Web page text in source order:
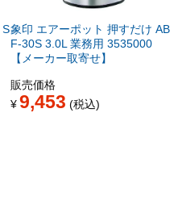
S象印 エアーポット 押すだけ AB
F-30S 3.0L 業務用 3535000
【メーカー取寄せ】
販売価格
¥9,453 税込